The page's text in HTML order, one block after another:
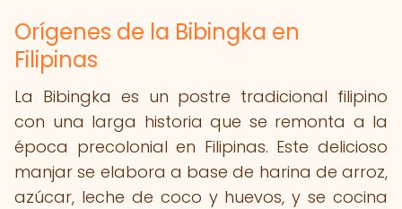
Orígenes de la Bibingka en
Filipinas
La Bibingka es un postre tradicional filipino
con una larga historia que se remonta a la
época precolonial en Filipinas. Este delicioso
manjar se elabora a base de harina de arroz,
azúcar, leche de coco y huevos, y se cocina